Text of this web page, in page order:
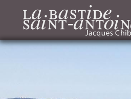
Panneau de gestion des cookies